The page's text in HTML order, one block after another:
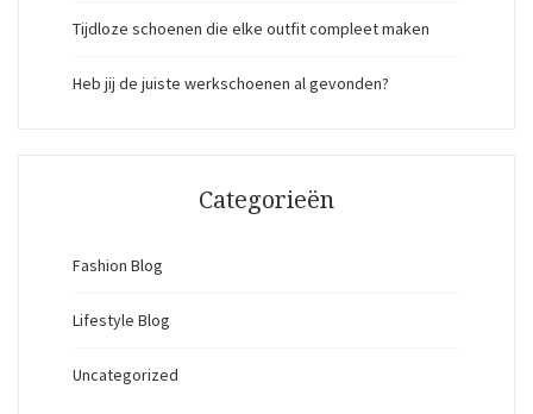
Tijdloze schoenen die elke outfit compleet maken
Heb jij de juiste werkschoenen al gevonden?
Categorieën
Fashion Blog
Lifestyle Blog
Uncategorized